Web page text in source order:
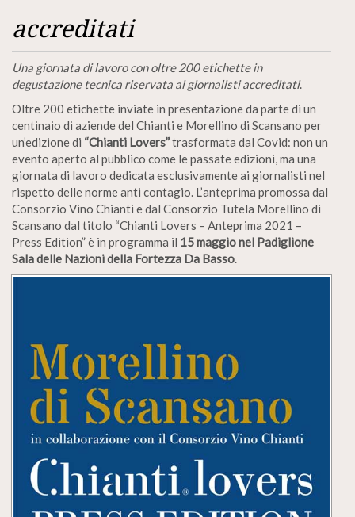
accreditati
Una giornata di lavoro con oltre 200 etichette in
degustazione tecnica riservata ai giornalisti accreditati.
Oltre 200 etichette inviate in presentazione da parte di un
centinaio di aziende del Chianti e Morellino di Scansano per
un’edizione di “Chianti Lovers”trasformata dal Covid: non un
evento aperto al pubblico come le passate edizioni, ma una
giornata di lavoro dedicata esclusivamente ai giornalisti nel
rispetto delle norme anti contagio. L’anteprima promossa dal
Consorzio Vino Chianti e dal Consorzio Tutela Morellino di
Scansano dal titolo “Chianti Lovers – Anteprima 2021 –
Press Edition” è in programma il 15 maggio nel Padiglione
Sala delle Nazioni della Fortezza Da Basso.